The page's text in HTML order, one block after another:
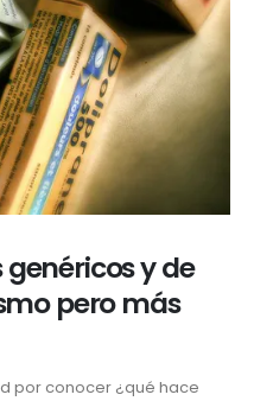
y de
pero más
por conocer ¿qué hace